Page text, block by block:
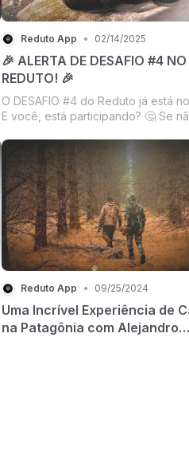
Reduto App • 02/14/2025
🎉 ALERTA DE DESAFIO #4 NO
REDUTO! 🎉
O DESAFIO #4 do Reduto já está
E você, está participando? 🤔 Se
para não perder nada! 😲
Reduto App • 09/25/2024
Uma Incrível Experiência de
na Patagônia com Alejandro